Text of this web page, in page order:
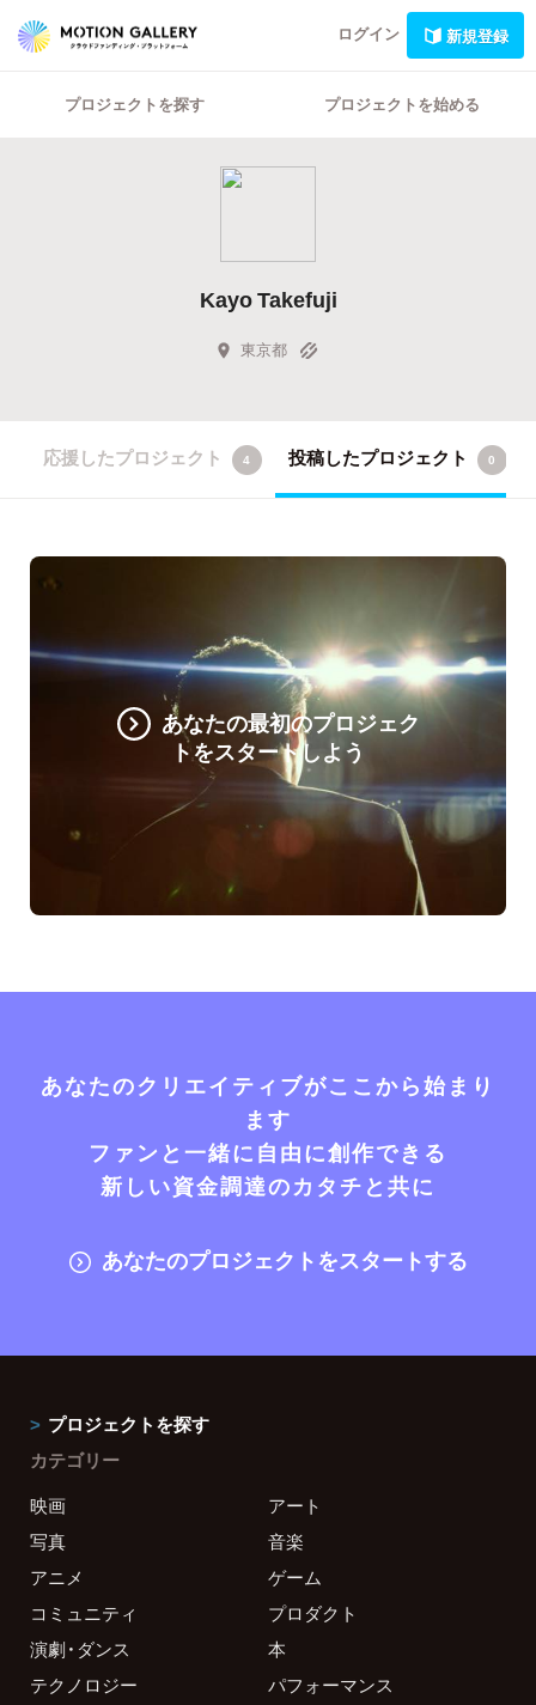
ログイン 新規登録
プロジェクトを探す プロジェクトを始める
Kayo Takefuji
東京都
応援したプロジェクト 4 投稿したプロジェクト 0
あなたの最初のプロジェク
トをスタートしよう
あなたのクリエイティブがここから始まり
ます
ファンと一緒に自由に創作できる
新しい資金調達のカタチと共に
あなたのプロジェクトをスタートする
プロジェクトを探す
カテゴリー
映画
アート
写真
音楽
アニメ
ゲーム
コミュニティ
プロダクト
演劇・ダンス
本
テクノロジー
パフォーマンス